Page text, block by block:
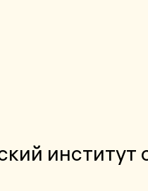
институт